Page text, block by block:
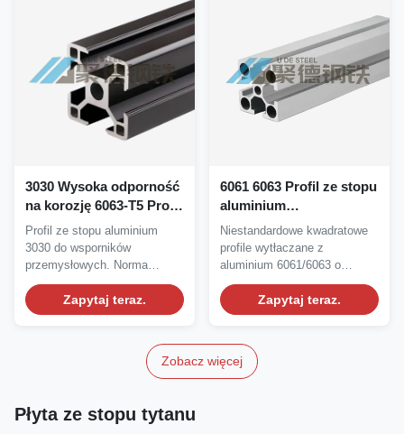
3030 Wysoka odporność
na korozję 6063-T5 Profil
ze stopu aluminium do
specjalnych uchwytów
przemysłowych
Profil ze stopu aluminium
3030 do wsporników
przemysłowych. Norma
ASTM, wysoka odporność
na...
Zapytaj teraz.
6061 6063 Profil ze stopu
aluminium
kwadratowego o
wysokiej odporności na
korozję i opcjach
ekstruzji
niestandardowej
Niestandardowe kwadratowe
profile wytłaczane z
aluminium 6061/6063 o
wysokiej odporności na...
Zapytaj teraz.
Zobacz więcej
Płyta ze stopu tytanu